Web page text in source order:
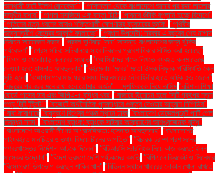
অস্থায়ী হাটে ইলিশ বেচাকেনা"'' "পাকিস্তান থেকে বাংলাদেশে আসার পর রুনা লায়লার
সম্মুখীন বাধার" "পাগলা মসজিদে এক বস্তা চিঠি: "পাবনার শুঁটকি রপ্তানি হচ্ছে বিদেশে"
"পুতিনের নতুন ধরনের আরও শক্তিশালী ক্ষেপণাস্ত্র ব্যবহারের হুমকি" "পৃথিবীর
অভ্যন্তরীণ কেন্দ্রের আকৃতি বদলাচ্ছে" "প্রধান উপদেষ্টা: সরকার এ বছরের শেষ নাগাদ
নির্বাচন আয়োজন করবে" "প্রবল ঘূর্ণিঝড় 'দানা' আসন্ন: বাংলাদেশের জন্য ঝুঁকির
পর্যবেক্ষণ" "প্রেস সচিব: সচিবালয়ে সাংবাদিকদের প্রবেশাধিকার সীমিত করা হয়েছে"
"ফিফা ও খেলোয়াড়-ক্লাবের সংঘাত "ফ্যাসিবাদের পক্ষে লিখতে ব্যবহৃত কলম ভেঙে
দেওয়া হবে: হাসনাত আবদুল্লাহ" "বইমেলায় ‘মবের’ মতো উসকানিমূলক পরিস্থিতি কেন
সৃষ্টি হলো "বঙ্গোপসাগরে মাছ ধরার সময় মিয়ানমারের নৌবাহিনীর হাতে আটক ৫৬ জেলে"
"বছরের পর বছর মনে রাখা হবে তোমার অর্জন" – মুশফিককে নিয়ে তামিম "বরিশাল শিক্ষা
বোর্ডে পাসের হার এবং জিপিএ-৫ বৃদ্ধির খবর" "বাজারে উন্মোচন হলো সিটি গ্রুপের নতুন
পণ্য ‘টুটি টুইস্ট’" "বাজেটে অর্থনৈতিক পুনরুদ্ধারে গুরুত্ব দেওয়ার আহ্বান সিপিডির"
"বাবা কারাগারে "বায়ুদূষণে বিশ্বের পঞ্চম স্থানে ঢাকা "বাংলাদেশ ডেভেলপমেন্ট পার্টি পেল
নিবন্ধন সনদ" "বাংলাদেশ ব্যাংক: ব্যাংকে সাইবার আক্রমণের আশঙ্কাজনক বৃদ্ধি"
"বাংলাদেশে আওয়ামী লীগের অপ্রাসঙ্গিকতা: হাসনাত আবদুল্লাহ" "বাংলাদেশের
পাঠ্যবইতে মানচিত্র ও তথ্য বিষয়ে চীনের আপত্তি" "বিচারক ট্রাম্প প্রশাসনের
গণবরখাস্তের নির্দেশনা আটকে দিলেন" "বিটিআরসি স্টারলিংক নিয়ে কাজ করছে: ইলন
মাস্কের উদ্যোগ" "বিদেশ ভ্রমণে দেশি পর্যটকদের কমতি "বিপিএলে ক্রিকেট ও সিনেমার
'বিস্ফোরণ' উপভোগ করছেন শাকিব খান" "বিভিন্ন স্থানে খাবারের দোকান খোলা রাখতে